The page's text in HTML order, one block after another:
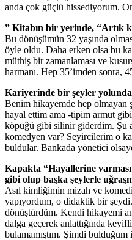
anda çok güçlü hissediyorum.
” Kitabın bir yerinde, “Artık
Bu dönüşümün 32 yaşında
öyle oldu. Daha erken olsa bu
müthiş bir zamanlaması ve
harmanı. Hep 35’imden sonra,
Kariyerinde bir şeyler yolunda
Benim hikayemde hep olmayan
hayal ettim ama -tipim armut
köpüğü gibi silinir giderdim. Şu
komedyen var? Seyircilerim o
buldular. Bankada yönetici
Kapakta “Hayallerine
gibi olup başka şeylerle
Asıl kimliğimin mizah ve
yapıyordum, o didaktik bir
dönüştürdüm. Kendi hikayemi
dalga geçerek anlattığında
bulamamıştım. Şimdi